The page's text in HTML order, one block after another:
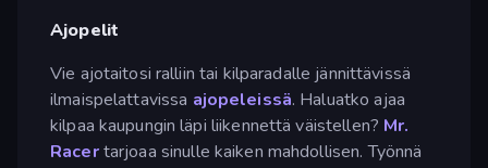
Ajopelit
Vie ajotaitosi ralliin tai kilparadalle jännittävissä
ilmaispelattavissa ajopeleissä. Haluatko ajaa
kilpaa kaupungin läpi liikennettä väistellen? Mr.
Racertarjoaa sinulle kaiken mahdollisen. Työnnä